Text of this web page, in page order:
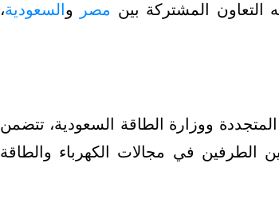
التعاون المشتركة بين مصر و السعودية،
ووزارة الطاقة السعودية، تتضمن
الطرفين في مجالات الكهرباء والطاقة